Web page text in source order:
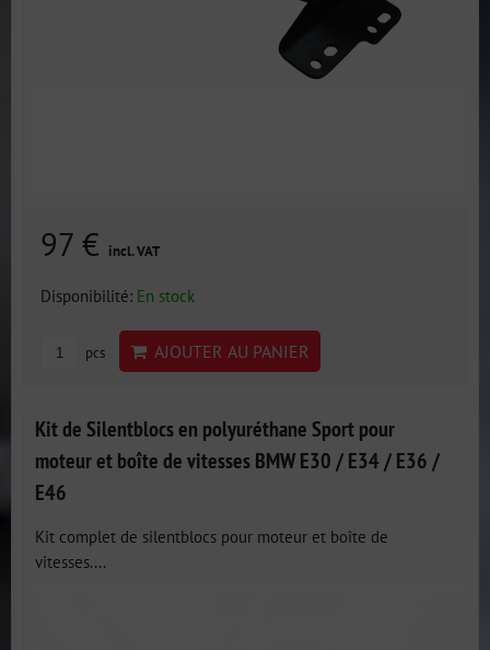
97 € incl. VAT
Disponibilité: En stock
pcs AJOUTER AU PANIER
Kit de Silentblocs en polyuréthane Sport pour
moteur et boîte de vitesses BMW E30 / E34 / E36 /
E46
Kit complet de silentblocs pour moteur et boîte de
vitesses....